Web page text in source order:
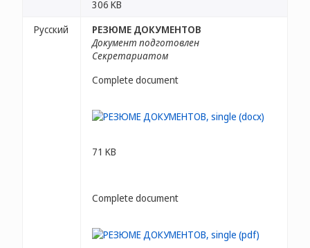
306 KB
Русский
РЕЗЮМЕ ДОКУМЕНТОВ
Документ подготовлен
Секретариатом
Complete document
71 KB
Complete document